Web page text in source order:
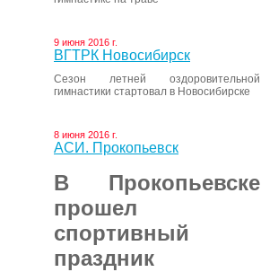
9 июня 2016 г.
ВГТРК Новосибирск
Сезон летней оздоровительной
гимнастики стартовал в Новосибирске
8 июня 2016 г.
АСИ. Прокопьевск
В Прокопьевске
прошел
спортивный
праздник